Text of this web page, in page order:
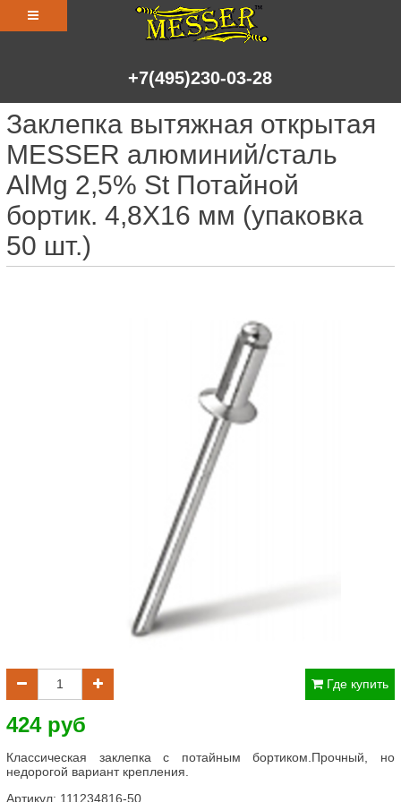
+7(495)230-03-28
Заклепка вытяжная открытая
MESSER алюминий/сталь
AlMg 2,5% St Потайной
бортик. 4,8X16 мм (упаковка
50 шт.)
Где купить
424 руб
Классическая заклепка с потайным бортиком.Прочный, но
недорогой вариант крепления.
Артикул: 111234816-50